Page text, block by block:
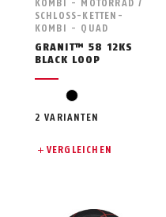
KOMBI - MOTORRAD /
SCHLOSS-KETTEN-
KOMBI - QUAD
GRANIT™ 58 12KS
BLACK LOOP
black
2 VARIANTEN
VERGLEICHEN